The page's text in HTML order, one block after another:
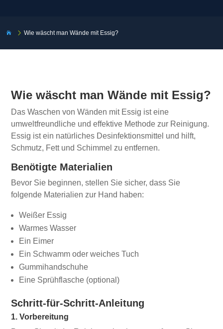
 5Wie wäscht man Wände mit Essig?
Wie wäscht man Wände mit Essig?
Das Waschen von Wänden mit Essig ist eine
umweltfreundliche und effektive Methode zur Reinigung.
Essig ist ein natürliches Desinfektionsmittel und hilft,
Schmutz, Fett und Schimmel zu entfernen.
Benötigte Materialien
Bevor Sie beginnen, stellen Sie sicher, dass Sie
folgende Materialien zur Hand haben:
Weißer Essig
Warmes Wasser
Ein Eimer
Ein Schwamm oder weiches Tuch
Gummihandschuhe
Eine Sprühflasche (optional)
Schritt-für-Schritt-Anleitung
1. Vorbereitung